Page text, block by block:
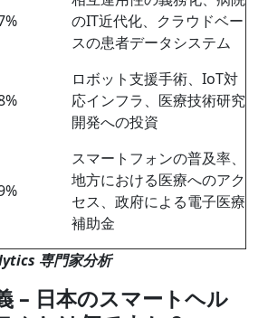
のIT近代化、クラウドベー
スの患者データシステム
ロボット支援手術、IoT対
応インフラ、医療技術研究
開発への投資
スマートフォンの普及率、
地方における医療へのアク
セス、政府による電子医療
補助金
専門家分析
– 日本のスマートヘル